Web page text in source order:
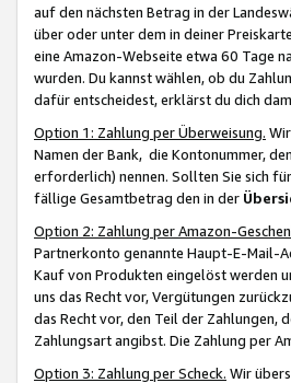
auf den nächsten Betrag in der
über oder unter dem in deiner
eine Amazon-Webseite etwa 60 Tage
wurden. Du kannst wählen, ob du
dafür entscheidest, erklärst du dich
Option 1: Zahlung per Überweisung.
Namen der Bank, die Kontonummer,
erforderlich) nennen. Sollten Sie sich
fällige Gesamtbetrag den in der
Option 2: Zahlung per Amazon-
Partnerkonto genannte Haupt-E-Mail-
Kauf von Produkten eingelöst werden
uns das Recht vor, Vergütungen
das Recht vor, den Teil der
Zahlungsart angibst. Die Zahlung per
Option 3: Zahlung per Scheck. Wir